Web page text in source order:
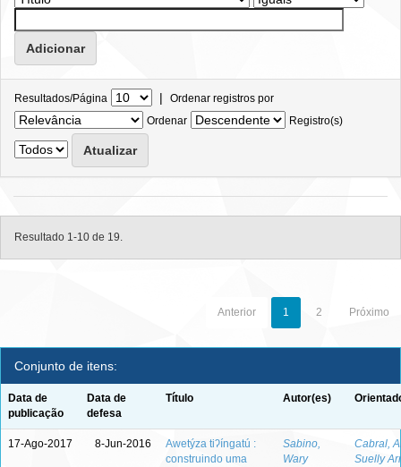
Resultados/Página | Ordenar registros por
Ordenar
Registro(s)
Resultado 1-10 de 19.
Anterior 1 2 Próximo
Conjunto de itens:
Data de
publicação
Data de
defesa
Título Autor(es)
17-Ago-2017 8-Jun-2016
Awetýza tiʔíngatú :
construindo uma
Sabino,
Wary
Cabral,
Suelly